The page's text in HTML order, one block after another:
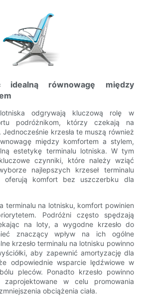
równowagę między
lotniska odgrywają kluczową rolę w
podróżnikom, którzy czekają na
Jednocześnie krzesła te muszą również
między komfortem a stylem,
estetykę terminalu lotniska. W tym
czynniki, które należy wziąć
najlepszych krzeseł terminalu
oferują komfort bez uszczerbku dla
terminalu na lotnisku, komfort powinien
Podróżni często spędzają
na loty, a wygodne krzesło do
znaczący wpływ na ich ogólne
krzesło terminalu na lotnisku powinno
aby zapewnić amortyzację dla
odpowiednie wsparcie lędźwiowe w
pleców. Ponadto krzesło powinno
zaprojektowane w celu promowania
obciążenia ciała.